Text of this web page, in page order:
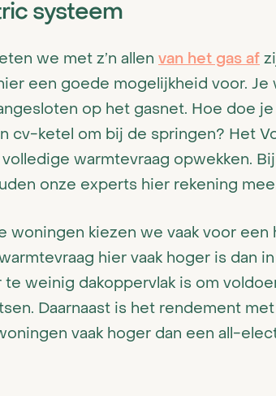
systeem
we met z’n allen van het gas af
een goede mogelijkheid voor. Je
op het gasnet. Hoe doe
cv-ketel om bij de springen? Het
warmtevraag opwekken.
onze experts hier rekening
woningen kiezen we vaak voor een
hier vaak hoger is dan
te weinig dakoppervlak is om
Daarnaast is het rendement
vaak hoger dan een all-